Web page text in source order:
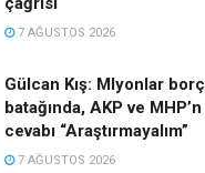
7 AĞUSTOS 2026
Gülcan Kış: Mlyonlar borç
batağında, AKP ve MHP’n
cevabı “Araştırmayalım”
7 AĞUSTOS 2026